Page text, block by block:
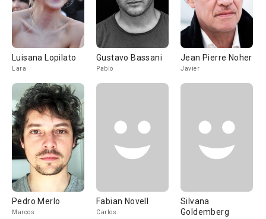
Luisana Lopilato
Lara
Gustavo Bassani
Pablo
Jean Pierre Noher
Javier
Pedro Merlo
Marcos
Fabian Novell
Carlos
Silvana
Goldemberg